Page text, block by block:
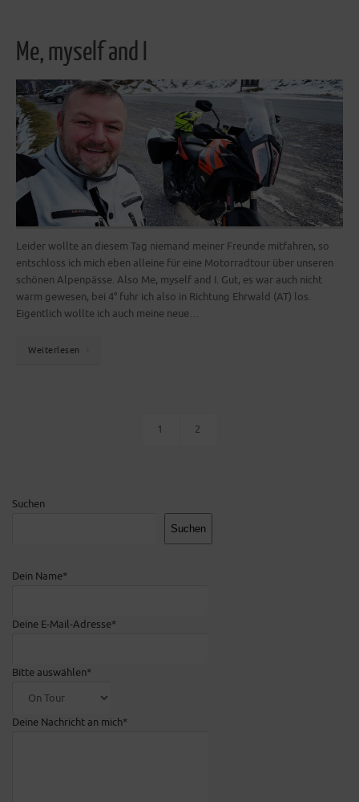
Me, myself and I
Leider wollte an diesem Tag niemand meiner Freunde mitfahren, so
entschloss ich mich eben alleine für eine Motorradtour über unseren
schönen Alpenpässe. Also Me, myself and I. Gut, es war auch nicht
warm gewesen, bei 4° fuhr ich also in Richtung Ehrwald (AT) los.
Eigentlich wollte ich auch meine neue…
Weiterlesen
1 2
Suchen
Suchen
Dein Name*
Deine E-Mail-Adresse*
Bitte auswählen*
Deine Nachricht an mich*